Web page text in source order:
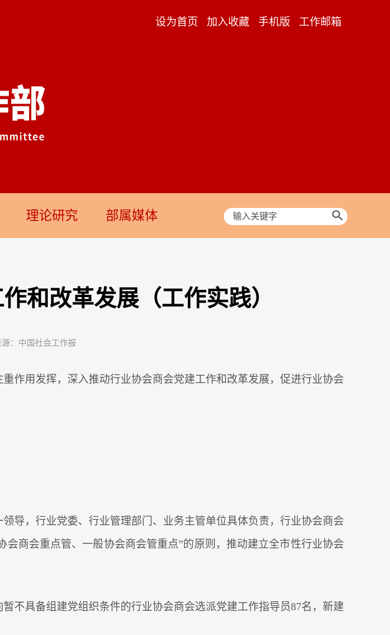
设为首页 加入收藏 手机版 工作邮箱
理论研究 部属媒体
和改革发展（工作实践）
源： 中国社会工作报
作用发挥，深入推动行业协会商会党建工作和改革发展，促进行业协会
导，行业党委、行业管理部门、业务主管单位具体负责，行业协会商会
商会重点管、一般协会商会管重点”的原则，推动建立全市性行业协会
不具备组建党组织条件的行业协会商会选派党建工作指导员87名，新建